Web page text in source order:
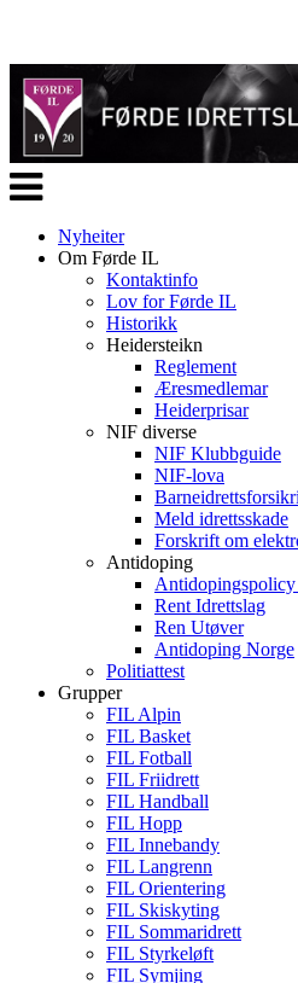
Veksle
navigasjon
Nyheiter
Om Førde IL
Kontaktinfo
Lov for Førde IL
Historikk
Heidersteikn
Reglement
Æresmedlemar
Heiderprisar
NIF diverse
NIF Klubbguide
NIF-lova
Meld idrettsskade
Forskrift om
Antidoping
Rent Idrettslag
Ren Utøver
Antidoping Norge
Politiattest
Grupper
FIL Alpin
FIL Basket
FIL Fotball
FIL Friidrett
FIL Handball
FIL Hopp
FIL Innebandy
FIL Langrenn
FIL Orientering
FIL Skiskyting
FIL Sommaridrett
FIL Styrkeløft
FIL Symjing